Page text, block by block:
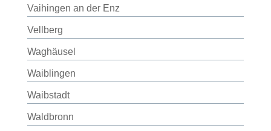
Vaihingen an der Enz
Vellberg
Waghäusel
Waiblingen
Waibstadt
Waldbronn